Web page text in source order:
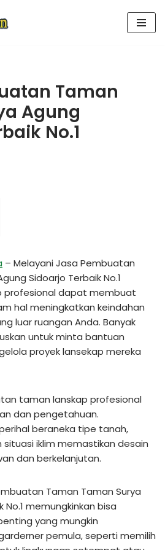
Taman
Agung
No.1
– Melayani Jasa Pembuatan
Sidoarjo Terbaik No.1
profesional dapat membuat
hal meningkatkan keindahan
luar ruangan Anda. Banyak
untuk minta bantuan
proyek lansekap mereka
taman lanskap profesional
dan pengetahuan.
beraneka tipe tanah,
iklim memastikan desain
dan berkelanjutan.
Taman Taman Surya
No.1 memungkinkan bisa
yang mungkin
pemula, seperti memilih